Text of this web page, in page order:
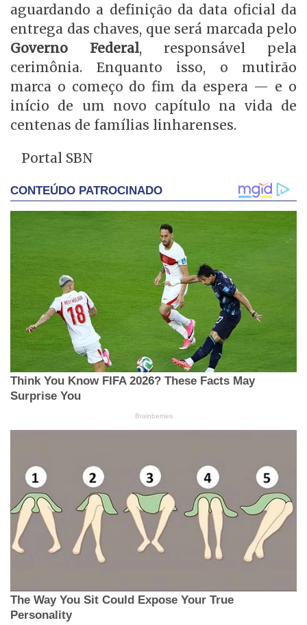
aguardando a definição da data oficial da
entrega das chaves, que será marcada pelo
Governo Federal, responsável pela
cerimônia. Enquanto isso, o mutirão
marca o começo do fim da espera — e o
início de um novo capítulo na vida de
centenas de famílias linharenses.
Portal SBN